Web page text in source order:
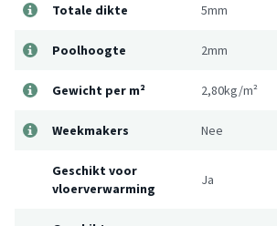
Totale dikte 5mm
Poolhoogte 2mm
Gewicht per m² 2,80kg/m²
Weekmakers Nee
Geschikt voor
vloerverwarming
Ja